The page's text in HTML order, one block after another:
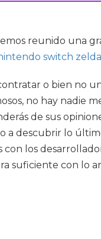
reunido una
switch zelda
o bien no
no hay nadie
de sus
a descubrir lo
con los
suficiente con lo